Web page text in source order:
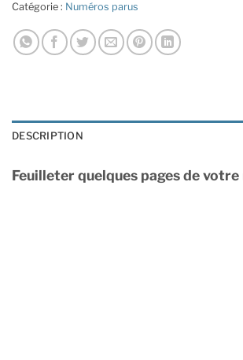
Catégorie : Numéros parus
DESCRIPTION
Feuilleter quelques pages de votre